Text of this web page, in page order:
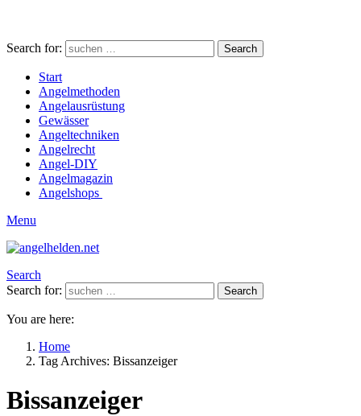
Search for: Search
Start
Angelmethoden
Angelausrüstung
Gewässer
Angeltechniken
Angelrecht
Angel-DIY
Angelmagazin
Angelshops
Menu
Search
Search for:
Search
You are here:
Home
Tag Archives: Bissanzeiger
Bissanzeiger